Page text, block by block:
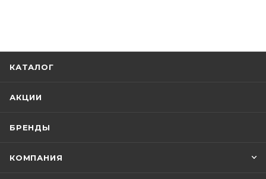
КАТАЛОГ
АКЦИИ
БРЕНДЫ
КОМПАНИЯ